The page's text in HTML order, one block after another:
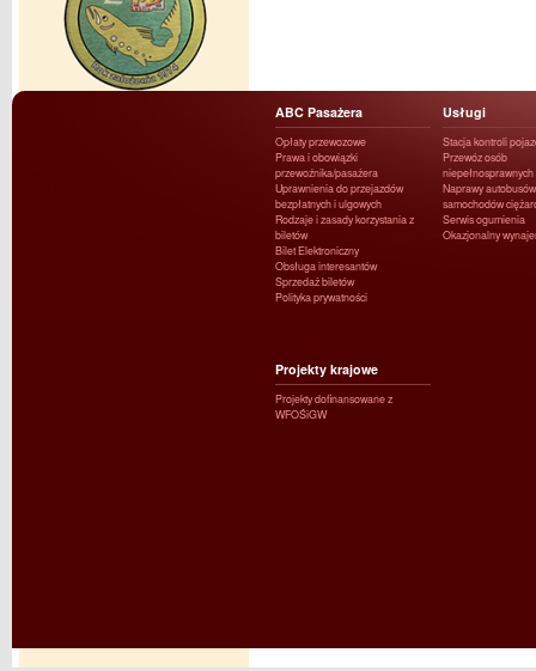
ABC Pasażera
Opłaty przewozowe
Prawa i obowiązki
przewoźnika/pasażera
Uprawnienia do przejazdów
bezpłatnych i ulgowych
Rodzaje i zasady korzystania z
biletów
Bilet Elektroniczny
Obsługa interesantów
Sprzedaż biletów
Polityka prywatności
Usługi
Stacja kontroli
Przewóz osób
niepełnosprawnych
Naprawy
samochodów
Serwis ogumienia
Okazjonalny
Projekty krajowe
Projekty dofinansowane z
WFOŚiGW